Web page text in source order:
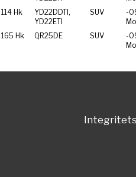
114 Hk
YD22DDTI,
YD22ETI
SUV
-
165 Hk QR25DE SUV
-